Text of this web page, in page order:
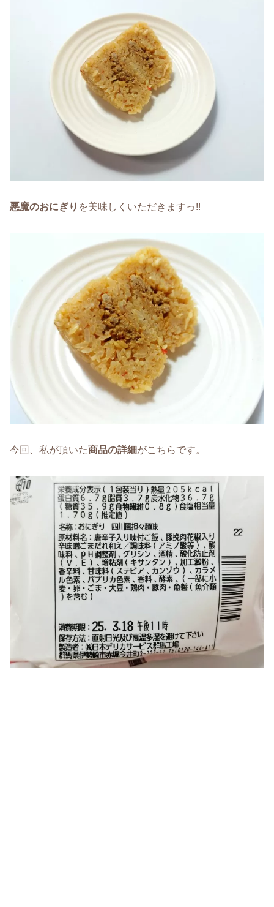
悪魔のおにぎり を美味しくいただきますっ!!
今回、私が頂いた商品の詳細がこちらです。